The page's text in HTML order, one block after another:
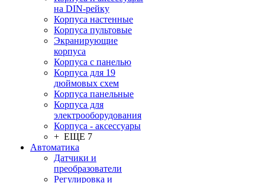
на DIN-рейку
Корпуса настенные
Корпуса пультовые
Экранирующие
корпуса
Корпуса с панелью
Корпуса для 19
дюймовых схем
Корпуса панельные
Корпуса для
электрооборудования
Корпуса - аксессуары
+ ЕЩЕ 7
Автоматика
Датчики и
преобразователи
Регулировка и